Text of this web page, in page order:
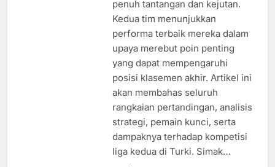
penuh tantangan dan kejutan.
Kedua tim menunjukkan
performa terbaik mereka dalam
upaya merebut poin penting
yang dapat mempengaruhi
posisi klasemen akhir. Artikel ini
akan membahas seluruh
rangkaian pertandingan, analisis
strategi, pemain kunci, serta
dampaknya terhadap kompetisi
liga kedua di Turki. Simak…